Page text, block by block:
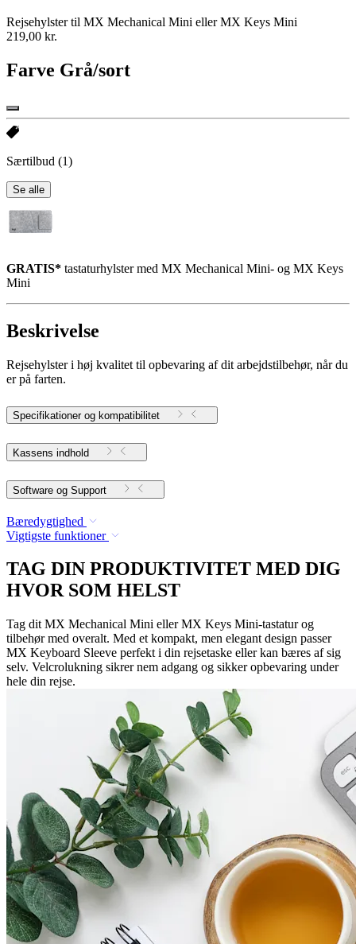
Rejsehylster til MX Mechanical Mini eller MX Keys Mini
219,00 kr.
Farve Grå/sort
Særtilbud (1)
Se alle
GRATIS* tastaturhylster med MX Mechanical Mini- og MX Keys
Mini
Beskrivelse
Rejsehylster i høj kvalitet til opbevaring af dit arbejdstilbehør, når du
er på farten.
Specifikationer og kompatibilitet
Kassens indhold
Software og Support
Bæredygtighed
Vigtigste funktioner
TAG DIN PRODUKTIVITET MED DIG
HVOR SOM HELST
Tag dit MX Mechanical Mini eller MX Keys Mini-tastatur og
tilbehør med overalt. Med et kompakt, men elegant design passer
MX Keyboard Sleeve perfekt i din rejsetaske eller kan bæres af sig
selv. Velcrolukning sikrer nem adgang og sikker opbevaring under
hele din rejse.